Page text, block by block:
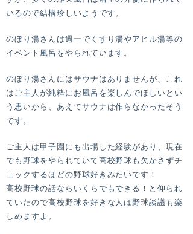
いるので結構珍しいようです。
のぼり湯さんは週一でくすり湯やアヒル湯等の
イベント風呂をやられています。
のぼり湯さんにはサウナはありませんが、これ
はご主人が純粋にお風呂を楽しんでほしいとい
う思いから、あえてサウナは作らなかったそう
です。
ご主人は甲子園にも出場した経験があり、現在
でも野球をやられていて高校野球も欠かさずチ
ェックするほどの野球好きみたいです！
高校野球の話ならいくらでもできる！と仰られ
ていたので高校野球を好きな人は野球談議も楽
しめますよ。